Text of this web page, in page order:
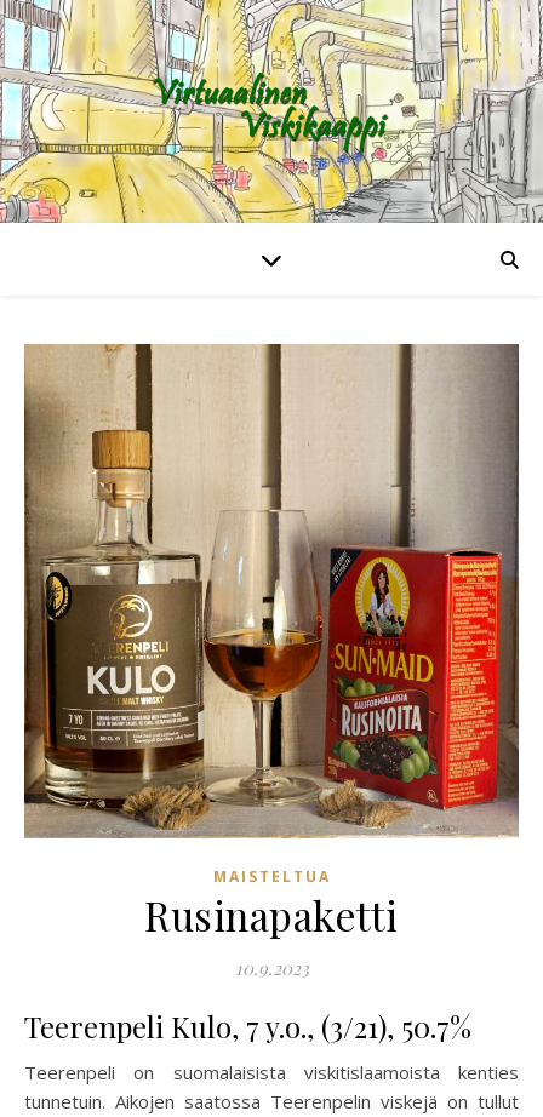
MAISTELTUA
Rusinapaketti
10.9.2023
Teerenpeli Kulo, 7 y.o., (3/21), 50.7%
Teerenpeli on suomalaisista viskitislaamoista kenties
tunnetuin. Aikojen saatossa Teerenpelin viskejä on tullut